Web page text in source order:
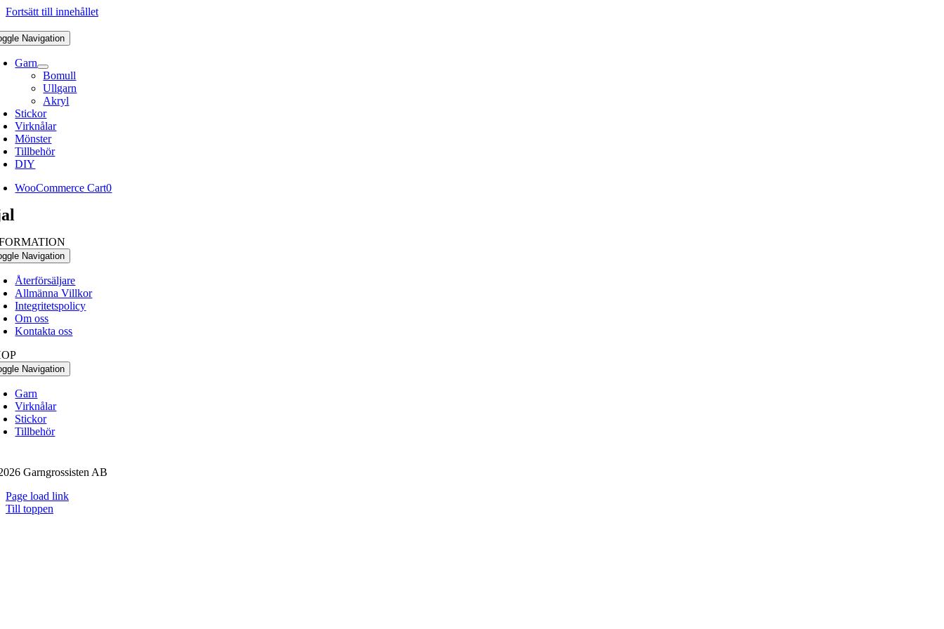
Fortsätt till innehållet
Navigation
Garn
Bomull
Ullgarn
Akryl
Stickor
Virknålar
Mönster
Tillbehör
DIY
WooCommerce Cart0
Navigation
Återförsäljare
Allmänna Villkor
Integritetspolicy
Om oss
Kontakta oss
Navigation
Garn
Virknålar
Stickor
Tillbehör
Garngrossisten AB
Page load link
Till toppen